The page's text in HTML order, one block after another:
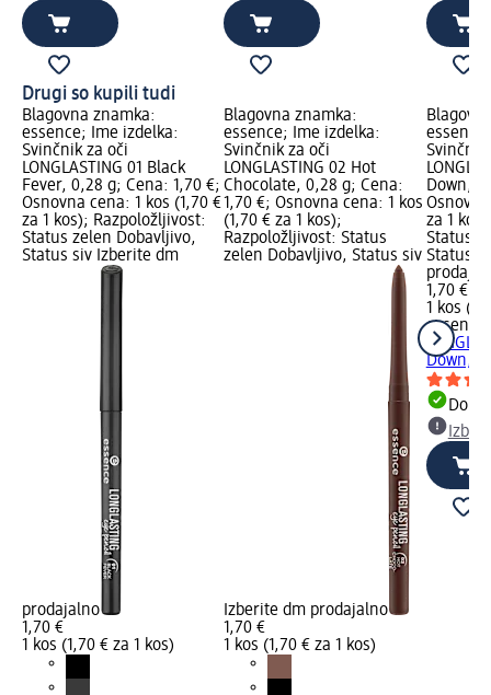
Drugi so kupili tudi
Blagovna znamka:
essence; Ime izdelka:
Svinčnik za oči
LONGLASTING 01 Black
Fever, 0,28 g; Cena: 1,70 €;
Osnovna cena: 1 kos (1,70 €
za 1 kos); Razpoložljivost:
Status zelen Dobavljivo,
Status siv Izberite dm
prodajalno
1,70 €
1 kos (1,70 € za 1 kos)
Blagovna znamka:
essence; Ime izdelka:
Svinčnik za oči
LONGLASTING 02 Hot
Chocolate, 0,28 g; Cena:
1,70 €; Osnovna cena: 1 kos
(1,70 € za 1 kos);
Razpoložljivost: Status
zelen Dobavljivo, Status siv
Izberite dm prodajalno
1,70 €
1 kos (1,70 € za 1 kos)
Svinčnik
Down,
za 1
Status
Status
1,70 €
1 kos
essence
Down,